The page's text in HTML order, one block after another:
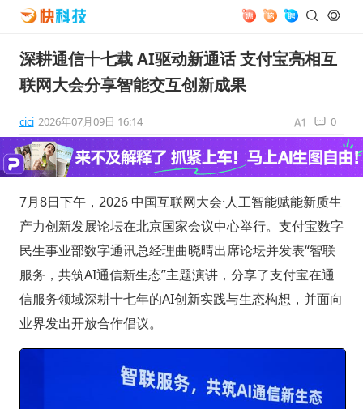
深耕通信十七载 AI驱动新通话 支付宝亮相互
联网大会分享智能交互创新成果
cici 2026年07月09日 16:14 0
7月8日下午，2026 中国互联网大会·人工智能赋能新质生
产力创新发展论坛在北京国家会议中心举行。支付宝数字
民生事业部数字通讯总经理曲晓晴出席论坛并发表“智联
服务，共筑AI通信新生态”主题演讲，分享了支付宝在通
信服务领域深耕十七年的AI创新实践与生态构想，并面向
业界发出开放合作倡议。